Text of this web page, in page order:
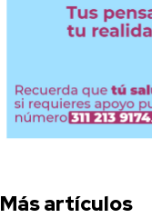
Más artículos